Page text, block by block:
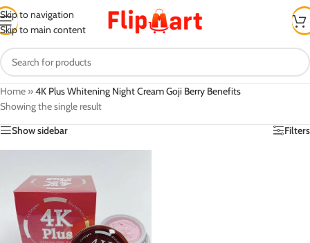
Skip to navigation
Skip to main content
Home »4K Plus Whitening Night Cream Goji Berry Benefits
Showing the single result
Show sidebar
Filters